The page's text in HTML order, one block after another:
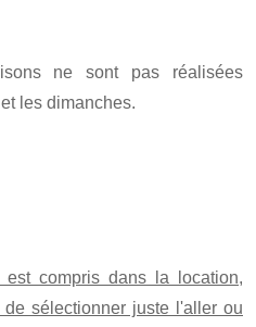
ne sont pas réalisées
les dimanches.
compris dans la location,
sélectionner juste l'aller ou